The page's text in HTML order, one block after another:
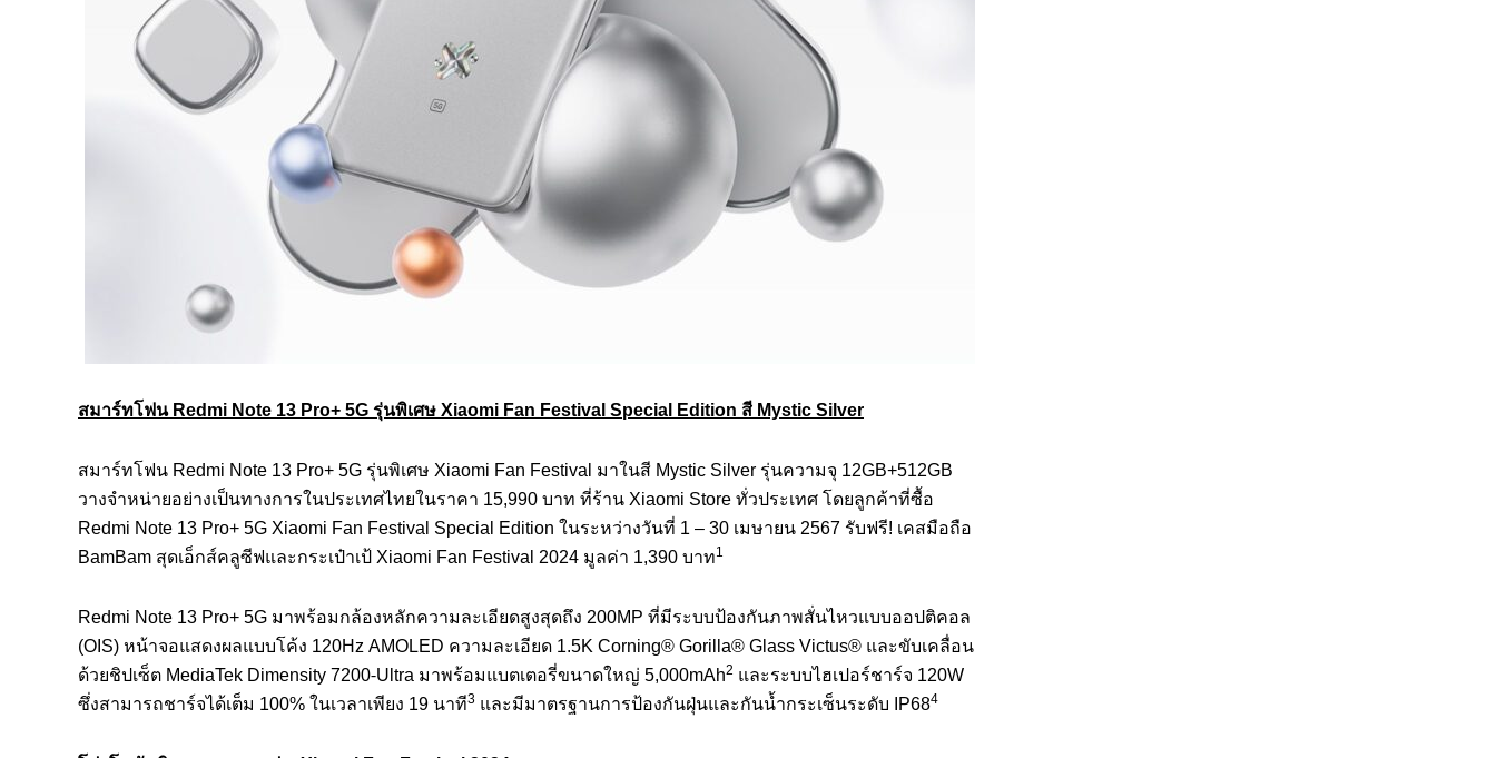
สมาร์ทโฟนRedmi Note 13 Pro+ 5G รุ่นพิเศษ Xiaomi Fan Festival Special Edition สี Mystic Silver
สมาร์ทโฟน Redmi Note 13 Pro+ 5G รุ่นพิเศษ Xiaomi Fan Festival มาในสี Mystic Silver รุ่นความจุ 12GB+512GB
วางจำหน่ายอย่างเป็นทางการในประเทศไทยในราคา 15,990 บาท ที่ร้าน Xiaomi Store ทั่วประเทศ โดยลูกค้าที่ซื้อ
Redmi Note 13 Pro+ 5G Xiaomi Fan Festival Special Edition ในระหว่างวันที่ 1 – 30 เมษายน 2567 รับฟรี! เคสมือถือ
BamBam สุดเอ็กส์คลูซีฟและกระเป๋าเป้ Xiaomi Fan Festival 2024 มูลค่า 1,390 บาท1
Redmi Note 13 Pro+ 5G มาพร้อมกล้องหลักความละเอียดสูงสุดถึง 200MP ที่มีระบบป้องกันภาพสั่นไหวแบบออปติคอล
(OIS) หน้าจอแสดงผลแบบโค้ง 120Hz AMOLED ความละเอียด 1.5K Corning® Gorilla® Glass Victus® และขับเคลื่อน
ด้วยชิปเซ็ต MediaTek Dimensity 7200-Ultra มาพร้อมแบตเตอรี่ขนาดใหญ่ 5,000mAh2 และระบบไฮเปอร์ชาร์จ 120W
ซึ่งสามารถชาร์จได้เต็ม 100% ในเวลาเพียง 19 นาที3 และมีมาตรฐานการป้องกันฝุ่นและกันน้ำกระเซ็นระดับ IP684